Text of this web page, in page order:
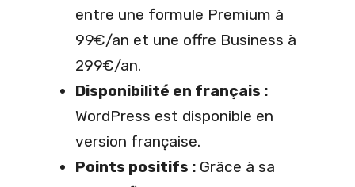
entre une formule Premium à
99€/an et une offre Business à
299€/an.
Disponibilité en français :
WordPress est disponible en
version française.
Points positifs : Grâce à sa